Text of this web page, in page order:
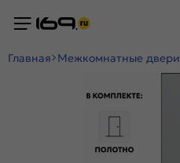
Главная Межкомнатные двери